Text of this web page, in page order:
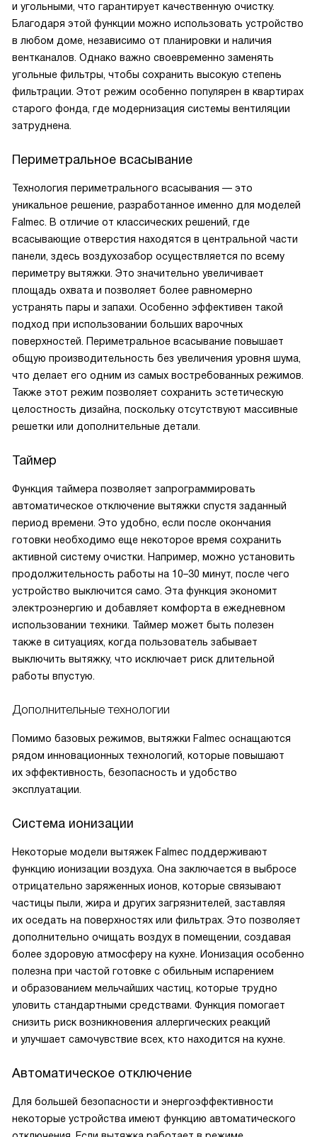
и угольными, что гарантирует качественную очистку.
Благодаря этой функции можно использовать устройство
в любом доме, независимо от планировки и наличия
вентканалов. Однако важно своевременно заменять
угольные фильтры, чтобы сохранить высокую степень
фильтрации. Этот режим особенно популярен в квартирах
старого фонда, где модернизация системы вентиляции
затруднена.
Периметральное всасывание
Технология периметрального всасывания — это
уникальное решение, разработанное именно для моделей
Falmec. В отличие от классических решений, где
всасывающие отверстия находятся в центральной части
панели, здесь воздухозабор осуществляется по всему
периметру вытяжки. Это значительно увеличивает
площадь охвата и позволяет более равномерно
устранять пары и запахи. Особенно эффективен такой
подход при использовании больших варочных
поверхностей. Периметральное всасывание повышает
общую производительность без увеличения уровня шума,
что делает его одним из самых востребованных режимов.
Также этот режим позволяет сохранить эстетическую
целостность дизайна, поскольку отсутствуют массивные
решетки или дополнительные детали.
Таймер
Функция таймера позволяет запрограммировать
автоматическое отключение вытяжки спустя заданный
период времени. Это удобно, если после окончания
готовки необходимо еще некоторое время сохранить
активной систему очистки. Например, можно установить
продолжительность работы на 10–30 минут, после чего
устройство выключится само. Эта функция экономит
электроэнергию и добавляет комфорта в ежедневном
использовании техники. Таймер может быть полезен
также в ситуациях, когда пользователь забывает
выключить вытяжку, что исключает риск длительной
работы впустую.
Дополнительные технологии
Помимо базовых режимов, вытяжки Falmec оснащаются
рядом инновационных технологий, которые повышают
их эффективность, безопасность и удобство
эксплуатации.
Система ионизации
Некоторые модели вытяжек Falmec поддерживают
функцию ионизации воздуха. Она заключается в выбросе
отрицательно заряженных ионов, которые связывают
частицы пыли, жира и других загрязнителей, заставляя
их оседать на поверхностях или фильтрах. Это позволяет
дополнительно очищать воздух в помещении, создавая
более здоровую атмосферу на кухне. Ионизация особенно
полезна при частой готовке с обильным испарением
и образованием мельчайших частиц, которые трудно
уловить стандартными средствами. Функция помогает
снизить риск возникновения аллергических реакций
и улучшает самочувствие всех, кто находится на кухне.
Автоматическое отключение
Для большей безопасности и энергоэффективности
некоторые устройства имеют функцию автоматического